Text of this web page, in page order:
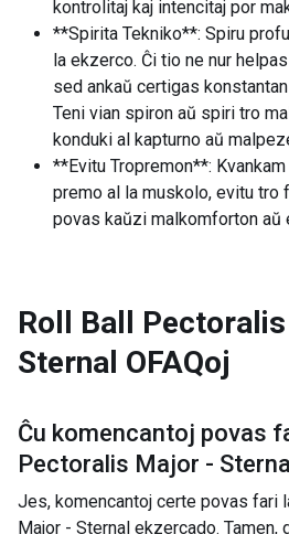
kontrolitaj kaj intencitaj por
**Spirita Tekniko**: Spiru
la ekzerco. Ĉi tio ne nur
sed ankaŭ certigas
Teni vian spiron aŭ spiri tro
konduki al kapturno aŭ
**Evitu Tropremon**:
premo al la muskolo, evitu tro
povas kaŭzi malkomforton aŭ
Roll Ball
Sternal OFAQoj
Ĉu komencantoj povas
Pectoralis Major -
Jes, komencantoj certe povas fari
Major - Sternal ekzercado. Tamen,